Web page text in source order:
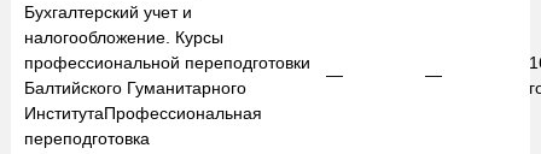
Бухгалтерский учет и
налогообложение. Курсы
профессиональной переподготовки
Балтийского Гуманитарного
ИнститутаПрофессиональная
переподготовка
— —